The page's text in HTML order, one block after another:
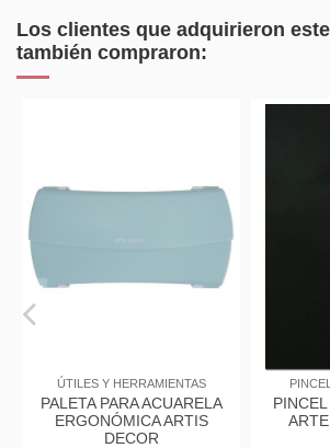
Los clientes que adquirieron
también compraron:
ÚTILES Y HERRAMIENTAS
PALETA PARA ACUARELA
ERGONÓMICA ARTIS
DECOR